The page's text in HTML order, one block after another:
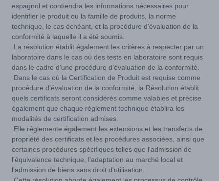
espagnol et contiendra les informations nécessaires pour
identifier le produit ou la famille de produits, la norme
technique, le cas échéant, et la procédure d'évaluation de la
conformité à laquelle il a été soumis.
La résolution établit également les critères à respecter par un
laboratoire dans le cas où des tests en laboratoire sont requis
dans le cadre d’une procédure d’évaluation de la conformité.
Dans le cas où la Certification de Produit est requise comme
procédure d'évaluation de la conformité, la Résolution établit
quels certificats seront considérés comme valables et précise
également que chaque règlement technique établira les
modalités de certification admises.
Elle réglemente également les extensions et les transferts de
propriété des certificats et les procédures associées, ainsi que
certaines procédures spécifiques telles que l'admission de
l'équivalence technique, l'adaptation au marché local et
l'admission de biens sans droit d'utilisation.